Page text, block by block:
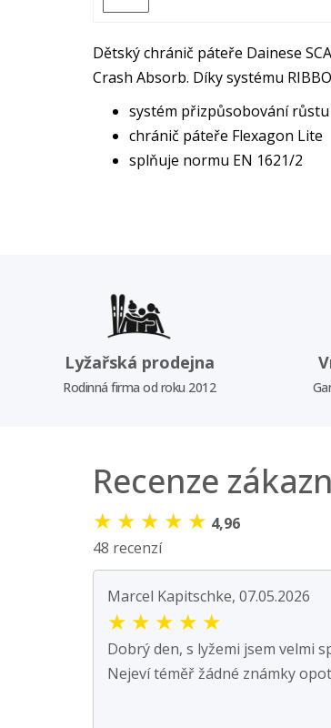
Dětský chránič páteře Dainese
Crash Absorb. Díky systému
systém přizpůsobování růstu
chránič páteře Flexagon Lite
splňuje normu EN 1621/2
Lyžařská prodejna
Rodinná firma od roku 2012
Recenze
★ ★ ★ ★ ★ 4,96
48 recenzí
Marcel Kapitschke, 07.05.2026
★ ★ ★ ★ ★
Dobrý den, s lyžemi jsem velmi
Nejeví téměř žádné známky